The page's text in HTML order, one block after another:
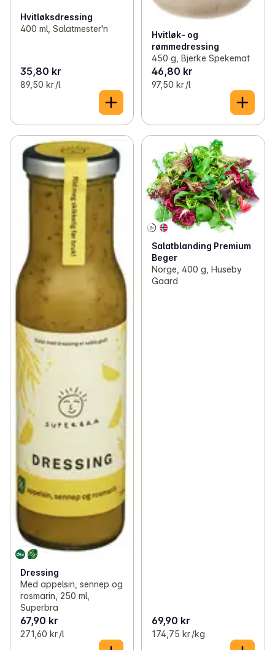
Hvitløksdressing
400 ml, Salatmester'n
35,80 kr
89,50 kr /l
Hvitløk- og
rømmedressing
450 g, Bjerke Spekemat
46,80 kr
97,50 kr /l
Dressing
Med appelsin, sennep og
rosmarin, 250 ml,
Superbra
67,90 kr
271,60 kr /l
Salatblanding Premium
Beger
Norge, 400 g, Huseby
Gaard
69,90 kr
174,75 kr /kg